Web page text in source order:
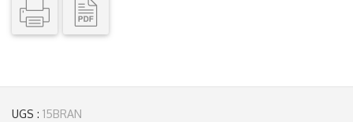
UGS : 15BRAN